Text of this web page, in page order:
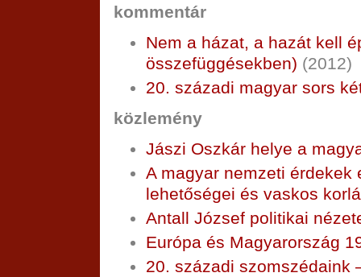
kommentár
Nem a házat, a hazát kell
összefüggésekben) (2012)
20. századi magyar sors
közlemény
Jászi Oszkár helye a
A magyar nemzeti
lehetőségei és vaskos
Antall József politikai
Európa és Magyarország
20. századi szomszédaink